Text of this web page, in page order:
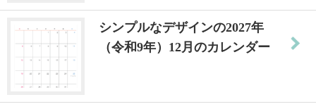
シンプルなデザインの2027年
（令和9年）12月のカレンダー